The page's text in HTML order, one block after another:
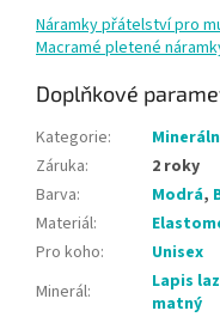
Náramky přátelství pro
Macramé pletené
Doplňkové
Kategorie:
Záruka:
2 roky
Barva: Modrá,
Materiál:
Pro koho:
Unisex
Minerál: Lapis
matný